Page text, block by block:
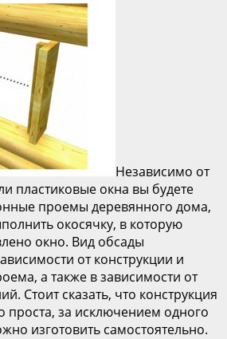
Независимо от
пластиковые окна вы будете
проемы деревянного дома,
окосячку, в которую
окно. Вид обсады
от конструкции и
а также в зависимости от
Стоит сказать, что конструкция
проста, за исключением одного
изготовить самостоятельно.